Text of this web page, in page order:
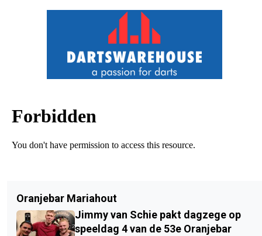
Oranjebar Mariahout
Jimmy van Schie pakt dagzege op
speeldag 4 van de 53e Oranjebar